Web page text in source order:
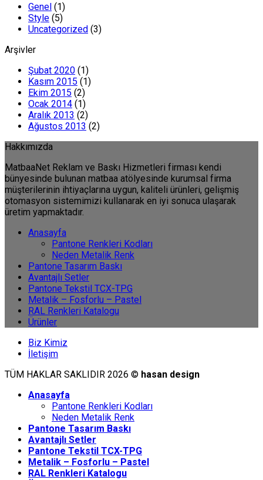
Genel (1)
Style (5)
Uncategorized (3)
Arşivler
Şubat 2020 (1)
Kasım 2015 (1)
Ekim 2015 (2)
Ocak 2014 (1)
Aralık 2013 (2)
Ağustos 2013 (2)
Hakkımızda
MatbaaNet Reklam ve Baskı Hizmetleri firması kendi
bünyesinde bulunan matbaa atölyesinde kurumsal firma
müşterilerinin ihtiyaçlarına uygun, kaliteli ürünleri, gelişmiş
otomasyon sistemimizi kullanarak en iyi sonuca ulaşarak
üretim yapmaktadır.
Anasayfa
Pantone Renkleri Kodları
Neden Metalik Renk
Pantone Tasarım Baskı
Avantajlı Setler
Pantone Tekstil TCX-TPG
Metalik – Fosforlu – Pastel
RAL Renkleri Katalogu
Ürünler
Biz Kimiz
İletişim
TÜM HAKLAR SAKLIDIR 2026 © hasan design
Anasayfa
Pantone Renkleri Kodları
Neden Metalik Renk
Pantone Tasarım Baskı
Avantajlı Setler
Pantone Tekstil TCX-TPG
Metalik – Fosforlu – Pastel
RAL Renkleri Katalogu